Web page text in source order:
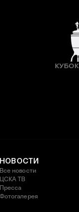
НОВОСТИ
Все новости
ЦСКА ТВ
Пресса
Фотогалерея